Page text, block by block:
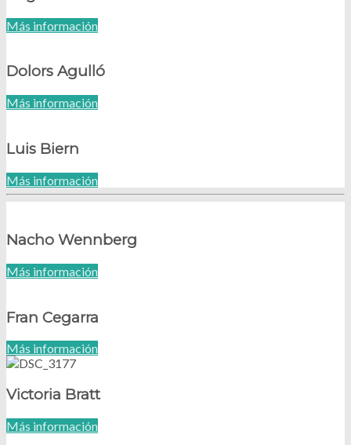
Más información
Dolors Agulló
Más información
Luis Biern
Más información
Nacho Wennberg
Más información
Fran Cegarra
Más información
Victoria Bratt
Más información